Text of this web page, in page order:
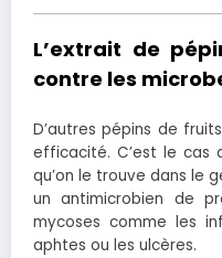
L’extrait de
contre les
D’autres pépins de
efficacité. C’est le cas
qu’on le trouve dans le
un antimicrobien de
mycoses comme les
aphtes ou les ulcères.